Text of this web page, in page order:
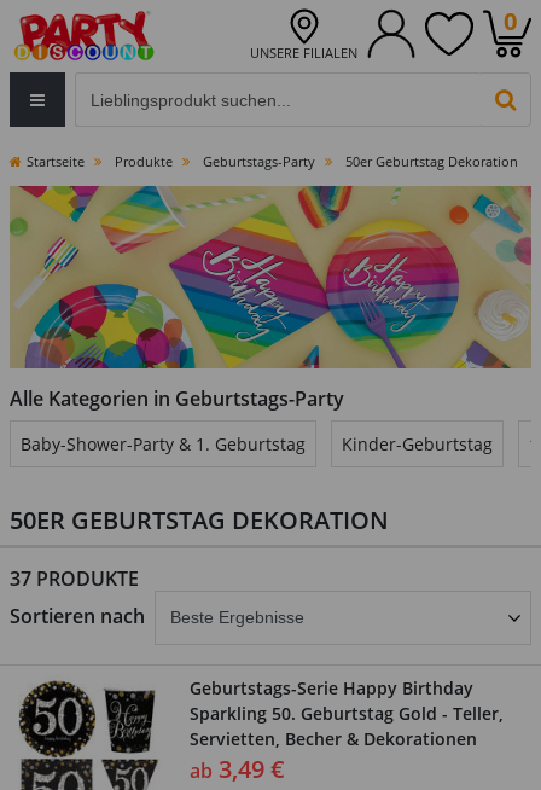
UNSERE FILIALEN
0
Startseite Produkte Geburtstags-Party 50er Geburtstag Dekoration
Alle Kategorien in Geburtstags-Party
Baby-Shower-Party & 1. Geburtstag Kinder-Geburtstag
50ER GEBURTSTAG DEKORATION
37 PRODUKTE
Sortieren nach
Geburtstags-Serie Happy Birthday
Sparkling 50. Geburtstag Gold - Teller,
Servietten, Becher & Dekorationen
ab 3,49 €